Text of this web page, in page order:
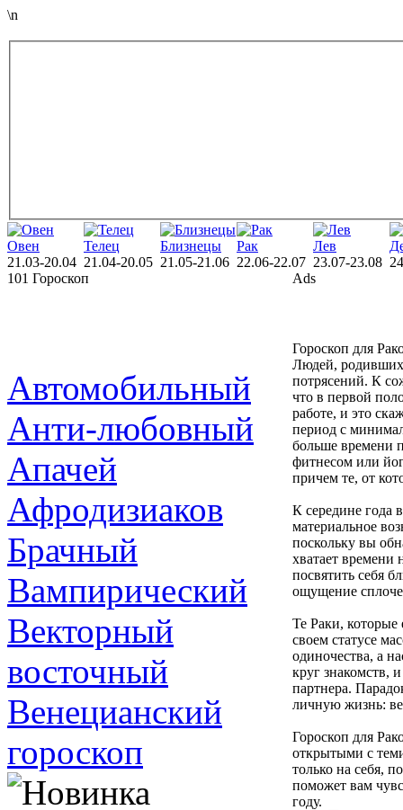
\n
Овен
21.03-20.04
Телец
21.04-20.05
Близнецы
21.05-21.06
Рак
22.06-22.07
Лев
23.07-23.08
101 Гороскоп
Автомобильный
Анти-любовный
Апачей
Афродизиаков
Брачный
Вампирический
Векторный
восточный
Венецианский
гороскоп
Ads
Гороскоп для
Людей,
потрясений. К
что в первой
работе, и это
период с
больше времени
фитнесом или
причем те, от
К середине года
материальное
поскольку вы
хватает времени
посвятить себя
ощущение
Те Раки,
своем статусе
одиночества, а
круг знакомств,
партнера.
личную жизнь:
Гороскоп для
открытыми с
только на себя,
поможет вам
году.